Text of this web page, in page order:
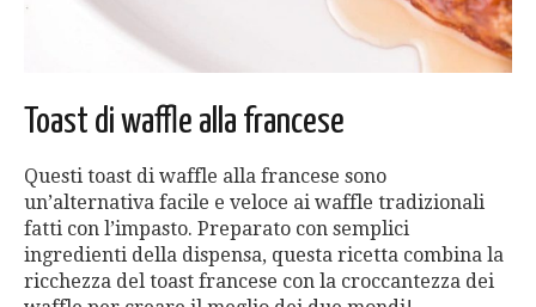
Toast di waffle alla francese
Questi toast di waffle alla francese sono
un’alternativa facile e veloce ai waffle tradizionali
fatti con l’impasto. Preparato con semplici
ingredienti della dispensa, questa ricetta combina la
ricchezza del toast francese con la croccantezza dei